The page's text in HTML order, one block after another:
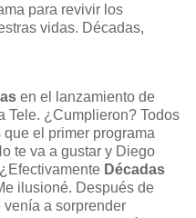
para revivir los
vidas. Décadas,
en el lanzamiento de
Tele. ¿Cumplieron? Todos
el primer programa
te va a gustar y Diego
Décadas
ilusioné. Después de
venía a sorprender